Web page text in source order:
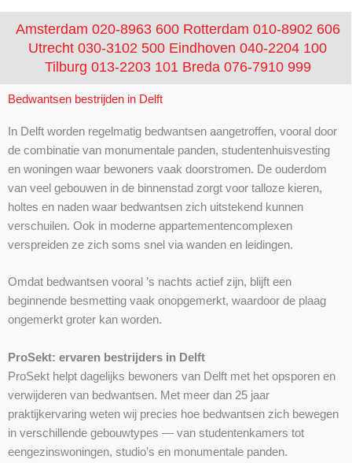
Amsterdam 020-8963 600 Rotterdam 010-8902 606
Utrecht 030-3102 500 Eindhoven 040-2204 100
Tilburg 013-2203 101 Breda 076-7910 999
Bedwantsen bestrijden in Delft
In Delft worden regelmatig bedwantsen aangetroffen, vooral door
de combinatie van monumentale panden, studentenhuisvesting
en woningen waar bewoners vaak doorstromen. De ouderdom
van veel gebouwen in de binnenstad zorgt voor talloze kieren,
holtes en naden waar bedwantsen zich uitstekend kunnen
verschuilen. Ook in moderne appartementencomplexen
verspreiden ze zich soms snel via wanden en leidingen.
Omdat bedwantsen vooral ’s nachts actief zijn, blijft een
beginnende besmetting vaak onopgemerkt, waardoor de plaag
ongemerkt groter kan worden.
ProSekt: ervaren bestrijders in Delft
ProSekt helpt dagelijks bewoners van Delft met het opsporen en
verwijderen van bedwantsen. Met meer dan 25 jaar
praktijkervaring weten wij precies hoe bedwantsen zich bewegen
in verschillende gebouwtypes — van studentenkamers tot
eengezinswoningen, studio’s en monumentale panden.